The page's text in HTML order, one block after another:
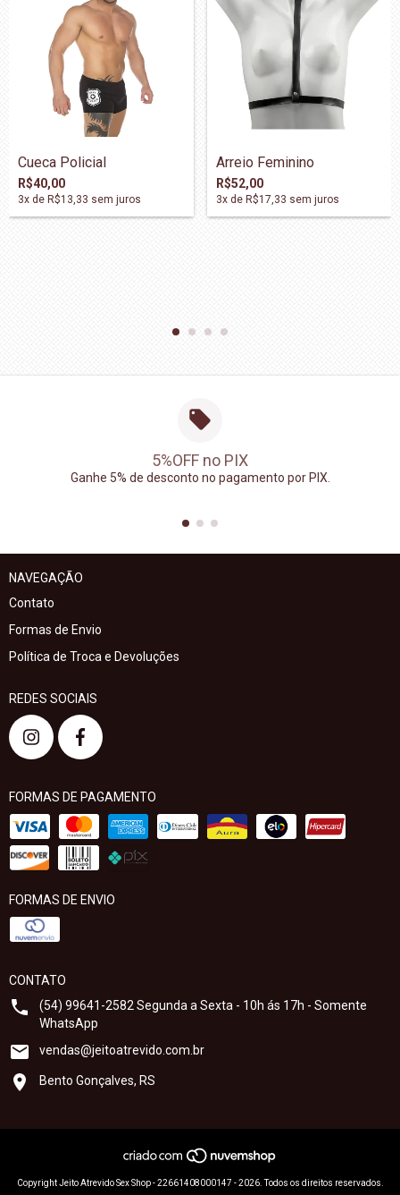
Cueca Policial
R$40,00
3x de R$13,33 sem juros
Arreio Feminino
R$52,00
3x de R$17,33 sem juros
5%OFF no PIX
Ganhe 5% de desconto no pagamento por PIX.
NAVEGAÇÃO
Contato
Formas de Envio
Política de Troca e Devoluções
REDES SOCIAIS
FORMAS DE PAGAMENTO
FORMAS DE ENVIO
CONTATO
(54) 99641-2582 Segunda a Sexta - 10h ás 17h - Somente
WhatsApp
vendas@jeitoatrevido.com.br
Bento Gonçalves, RS
Copyright Jeito Atrevido Sex Shop - 22661408000147 - 2026. Todos os direitos reservados.